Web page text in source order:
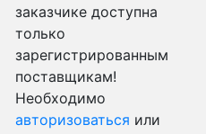
заказчике доступна
только
зарегистрированным
поставщикам!
Необходимо
авторизоваться или